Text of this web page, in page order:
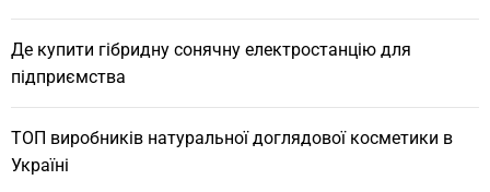
Де купити гібридну сонячну електростанцію для
підприємства
ТОП виробників натуральної доглядової косметики в
Україні